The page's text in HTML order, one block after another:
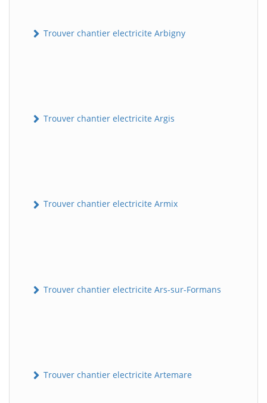
Trouver chantier electricite Arbigny
Trouver chantier electricite Argis
Trouver chantier electricite Armix
Trouver chantier electricite Ars-sur-Formans
Trouver chantier electricite Artemare